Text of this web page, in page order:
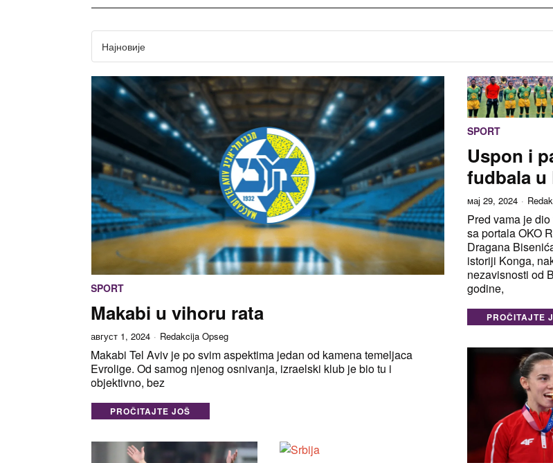
SPORT
Makabi u vihoru rata
август 1, 2024 Redakcija Opseg
Makabi Tel Aviv je po svim aspektima jedan od kamena temeljaca
Evrolige. Od samog njenog osnivanja, izraelski klub je bio tu i
objektivno, bez
PROČITAJTE JOŠ
SPORT
Uspon i
fudbala u
мај 29, 2024
Pred vama je
sa portala OKO
Dragana
istoriji Konga,
nezavisnosti od
godine,
PROČITAJTE